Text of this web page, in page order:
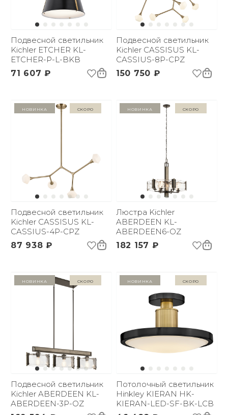
Подвесной светильник
Kichler ETCHER KL-
ETCHER-P-L-BKB
71 607 ₽
Подвесной светильник
Kichler CASSISUS KL-
CASSIUS-8P-CPZ
150 750 ₽
Новинка Скоро
Подвесной светильник
Kichler CASSISUS KL-
CASSIUS-4P-CPZ
87 938 ₽
Новинка Скоро
Люстра Kichler
ABERDEEN KL-
ABERDEEN6-OZ
182 157 ₽
Новинка Скоро
Подвесной светильник
Kichler ABERDEEN KL-
ABERDEEN-3P-OZ
Новинка Скоро
Потолочный светильник
Hinkley KIERAN HK-
KIERAN-LED-SF-BK-LCB